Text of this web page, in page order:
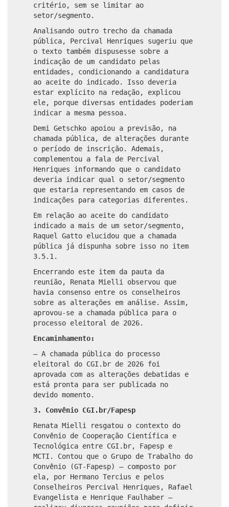
critério, sem se limitar ao
setor/segmento.
Analisando outro trecho da chamada
pública, Percival Henriques sugeriu que
o texto também dispusesse sobre a
indicação de um candidato pelas
entidades, condicionando a candidatura
ao aceite do indicado. Isso deveria
estar explícito na redação, explicou
ele, porque diversas entidades poderiam
indicar a mesma pessoa.
Demi Getschko apoiou a previsão, na
chamada pública, de alterações durante
o período de inscrição. Ademais,
complementou a fala de Percival
Henriques informando que o candidato
deveria indicar qual o setor/segmento
que estaria representando em casos de
indicações para categorias diferentes.
Em relação ao aceite do candidato
indicado a mais de um setor/segmento,
Raquel Gatto elucidou que a chamada
pública já dispunha sobre isso no item
3.5.1.
Encerrando este item da pauta da
reunião, Renata Mielli observou que
havia consenso entre os conselheiros
sobre as alterações em análise. Assim,
aprovou-se a chamada pública para o
processo eleitoral de 2026.
Encaminhamento:
– A chamada pública do processo
eleitoral do CGI.br de 2026 foi
aprovada com as alterações debatidas e
está pronta para ser publicada no
devido momento.
3. Convênio CGI.br/Fapesp
Renata Mielli resgatou o contexto do
Convênio de Cooperação Científica e
Tecnológica entre CGI.br, Fapesp e
MCTI. Contou que o Grupo de Trabalho do
Convênio (GT-Fapesp) – composto por
ela, por Hermano Tercius e pelos
Conselheiros Percival Henriques, Rafael
Evangelista e Henrique Faulhaber –